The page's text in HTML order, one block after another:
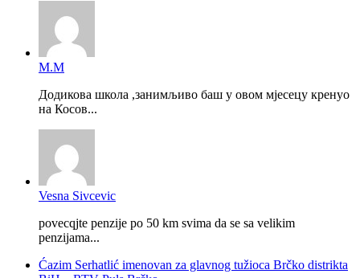
М.М
Додикова школа ,занимљиво баш у овом мјесецу кренуо
на Косов...
Vesna Sivcevic
povecqjte penzije po 50 km svima da se sa velikim
penzijama...
Ćazim Serhatlić imenovan za glavnog tužioca Brčko distrikta